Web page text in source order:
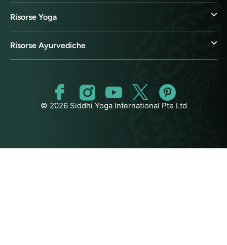
Risorse Yoga
Risorse Ayurvediche
© 2026 Siddhi Yoga International Pte Ltd